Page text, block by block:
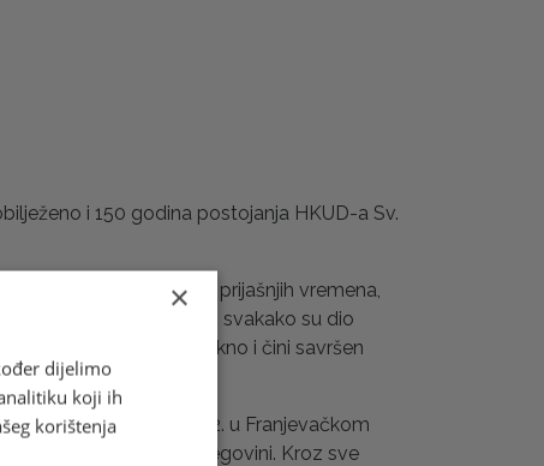
i 150 godina postojanja HKUD-a Sv.
nošnje ovdašnjih ljudi prijašnjih vremena,
odjevnog predmeta i svakako su dio
je ručno prišivan na sukno i čini savršen
ustanovljenog 1872. u Franjevačkom
događanja u Hercegovini. Kroz sve
×
dijelimo
koji ih
korištenja